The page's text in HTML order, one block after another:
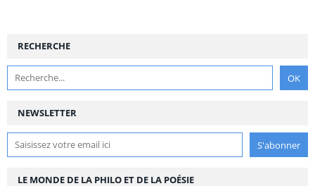
NEWSLETTER
RECHERCHE
LE MONDE DE LA PHILO ET DE LA POÉSIE